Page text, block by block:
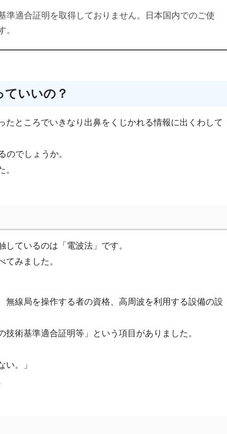
準適合証明を取得しておりません。日本国内でのご使
。
いいの？
たところでいきなり出鼻をくじかれる情報に出くわして
のでしょうか。
ているのは「電波法」です。
てみました。
無線局を操作する者の資格、高周波を利用する設備の設
術基準適合証明等」という項目がありました。
い。」